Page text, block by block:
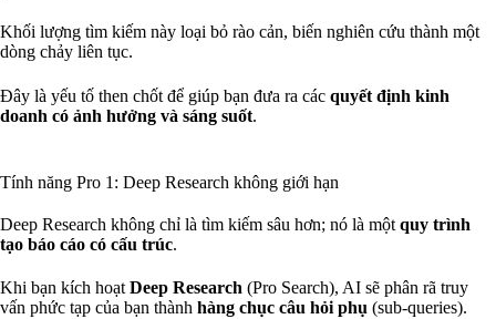
Khối lượng tìm kiếm này loại bỏ rào cản, biến nghiên cứu thành một
dòng chảy liên tục.
Đây là yếu tố then chốt để giúp bạn đưa ra các quyết định kinh
doanh có ảnh hưởng và sáng suốt.
Tính năng Pro 1: Deep Research không giới hạn
Deep Research không chỉ là tìm kiếm sâu hơn; nó là một quy trình
tạo báo cáo có cấu trúc.
Khi bạn kích hoạtDeep Research (Pro Search), AI sẽ phân rã truy
vấn phức tạp của bạn thành hàng chục câu hỏi phụ (sub-queries).